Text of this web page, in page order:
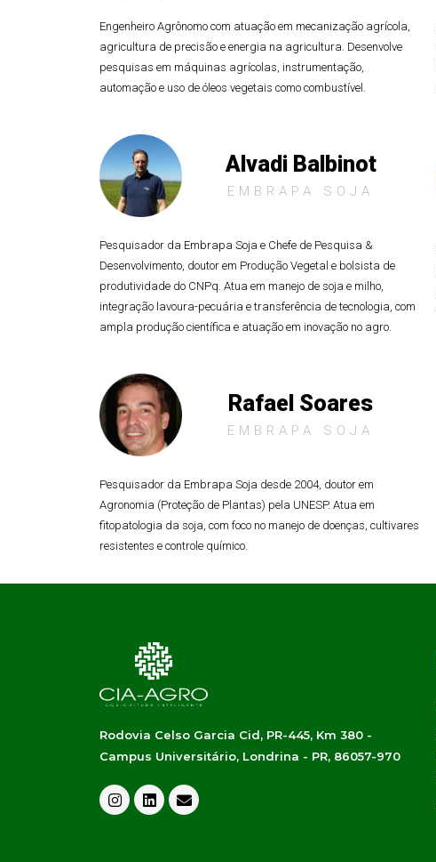
Engenheiro Agrônomo com atuação em mecanização agrícola,
agricultura de precisão e energia na agricultura. Desenvolve
pesquisas em máquinas agrícolas, instrumentação,
automação e uso de óleos vegetais como combustível.
Alvadi Balbinot
EMBRAPA SOJA
Pesquisador da Embrapa Soja e Chefe de Pesquisa &
Desenvolvimento, doutor em Produção Vegetal e bolsista de
produtividade do CNPq. Atua em manejo de soja e milho,
integração lavoura-pecuária e transferência de tecnologia, com
ampla produção científica e atuação em inovação no agro.
Rafael Soares
EMBRAPA SOJA
Pesquisador da Embrapa Soja desde 2004, doutor em
Agronomia (Proteção de Plantas) pela UNESP. Atua em
fitopatologia da soja, com foco no manejo de doenças, cultivares
resistentes e controle químico.
Rodovia Celso Garcia Cid, PR-445, Km 380 -
Campus Universitário, Londrina - PR, 86057-970